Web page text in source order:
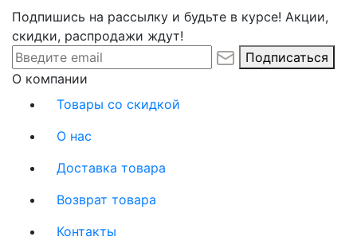
Подпишись на рассылку и будьте в курсе! Акции,
скидки, распродажи ждут!
Подписаться
О компании
Товары со скидкой
О нас
Доставка товара
Возврат товара
Контакты